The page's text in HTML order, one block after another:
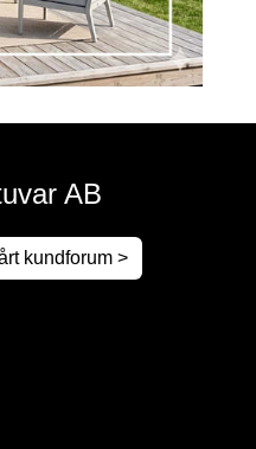
AB
kundforum >